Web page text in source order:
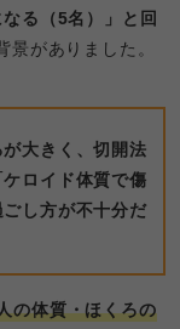
る（5名）」と回
景がありました。
が大きく、切開法
ロイド体質で傷
し方が不十分だ
の体質・ほくろの